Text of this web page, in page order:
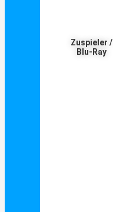
Zuspieler /
Blu-Ray